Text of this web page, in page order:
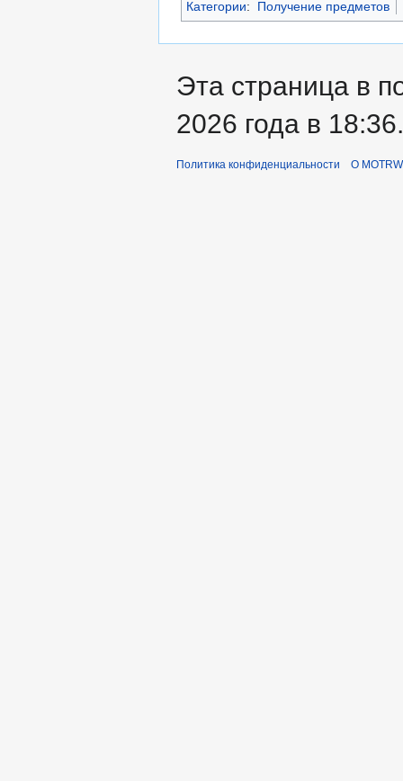
Категории: Получение предметов
Эта страница в
2026 года в 18:36.
Политика конфиденциальности О